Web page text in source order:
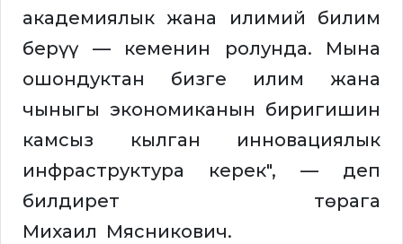
академиялык жана илимий билим
берүү — кеменин ролунда. Мына
ошондуктан бизге илим жана
чыныгы экономиканын биригишин
камсыз кылган инновациялык
инфраструктура керек", — деп
билдирет төрага
Михаил Мясникович.